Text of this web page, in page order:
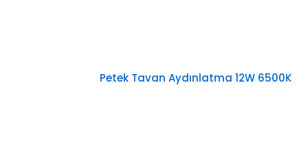
Petek Tavan Aydınlatma 12W 6500K